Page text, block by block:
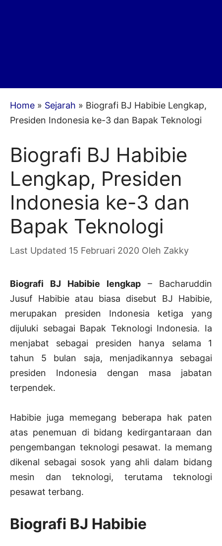
Home » Sejarah » Biografi BJ Habibie Lengkap,
Presiden Indonesia ke-3 dan Bapak Teknologi
Biografi BJ Habibie
Lengkap, Presiden
Indonesia ke-3 dan
Bapak Teknologi
15 Februari 2020 Oleh Zakky
Biografi BJ Habibie lengkap – Bacharuddin
Jusuf Habibie atau biasa disebut BJ Habibie,
merupakan presiden Indonesia ketiga yang
dijuluki sebagai Bapak Teknologi Indonesia. Ia
menjabat sebagai presiden hanya selama 1
tahun 5 bulan saja, menjadikannya sebagai
presiden Indonesia dengan masa jabatan
terpendek.
Habibie juga memegang beberapa hak paten
atas penemuan di bidang kedirgantaraan dan
pengembangan teknologi pesawat. Ia memang
dikenal sebagai sosok yang ahli dalam bidang
mesin dan teknologi, terutama teknologi
pesawat terbang.
Biografi BJ Habibie